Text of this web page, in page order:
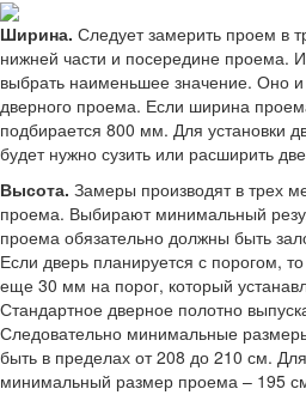
Ширина. Следует замерить проем в
нижней части и посередине проема.
выбрать наименьшее значение. Оно и
дверного проема. Если ширина
подбирается 800 мм. Для установки
будет нужно сузить или расширить
Высота. Замеры производят в трех
проема. Выбирают минимальный
проема обязательно должны быть
Если дверь планируется с порогом,
еще 30 мм на порог, который
Стандартное дверное полотно
Следовательно минимальные
быть в пределах от 208 до 210 см.
минимальный размер проема – 195